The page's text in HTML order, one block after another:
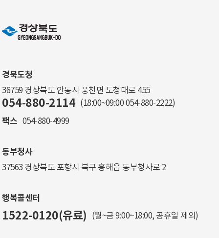
경북도청
36759 경상북도 안동시 풍천면 도청대로 455
054-880-2114 (18:00~09:00 054-880-2222)
팩스 054-880-4999
동부청사
37563 경상북도 포항시 북구 흥해읍 동부청사로 2
행복콜센터
1522-0120(유료) (월~금 9:00~18:00, 공휴일 제외)